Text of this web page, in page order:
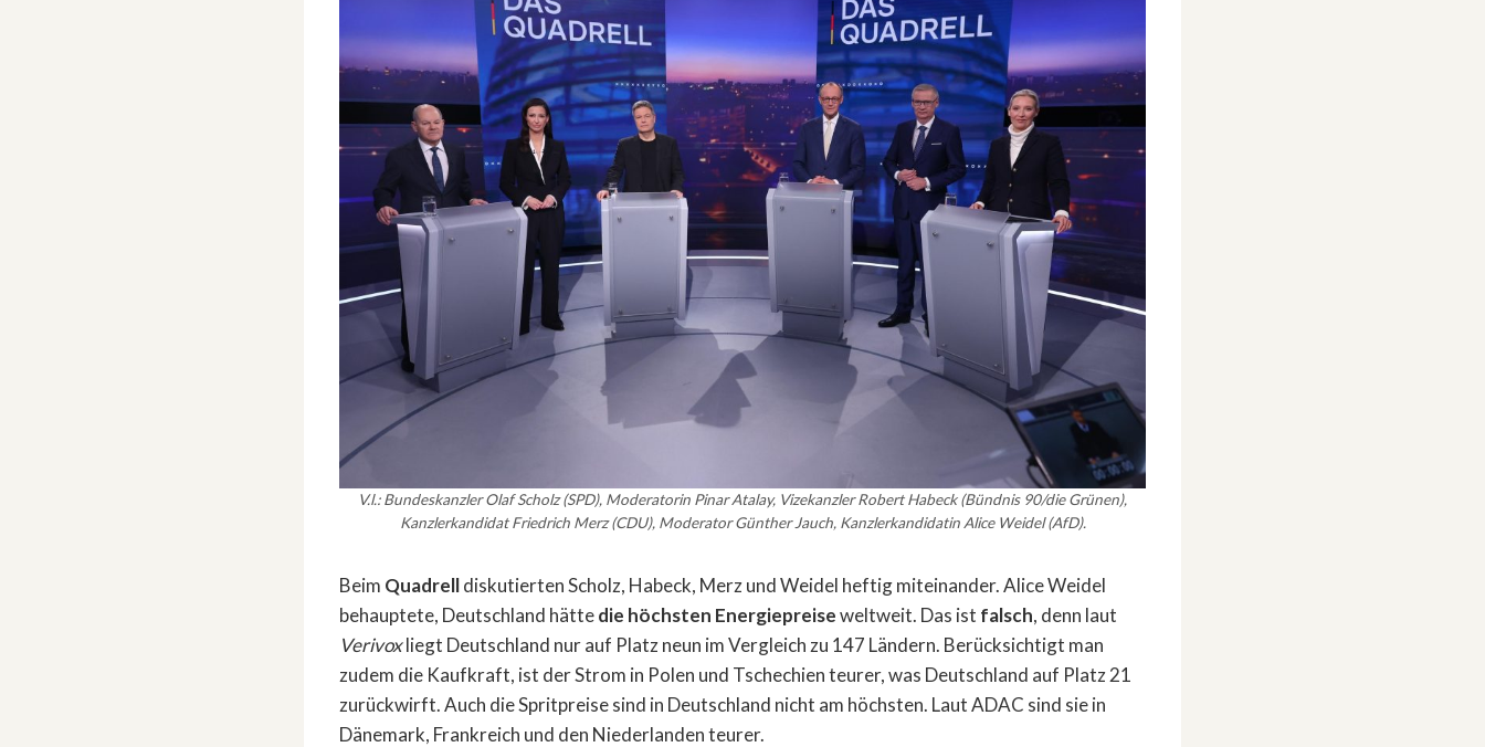
V.l.: Bundeskanzler Olaf Scholz (SPD), Moderatorin Pinar Atalay, Vizekanzler Robert Habeck (Bündnis 90/die Grünen),
Kanzlerkandidat Friedrich Merz (CDU), Moderator Günther Jauch, Kanzlerkandidatin Alice Weidel (AfD).
Beim Quadrelldiskutierten Scholz, Habeck, Merz und Weidel heftig miteinander. Alice Weidel
behauptete, Deutschland hättedie höchsten Energiepreiseweltweit. Das ist falsch, denn laut
Verivoxliegt Deutschland nur auf Platz neun im Vergleich zu 147 Ländern. Berücksichtigt man
zudem die Kaufkraft, ist der Strom in Polen und Tschechien teurer, was Deutschland auf Platz 21
zurückwirft. Auch die Spritpreise sind in Deutschland nicht am höchsten. Laut ADAC sind sie in
Dänemark, Frankreich und den Niederlanden teurer.